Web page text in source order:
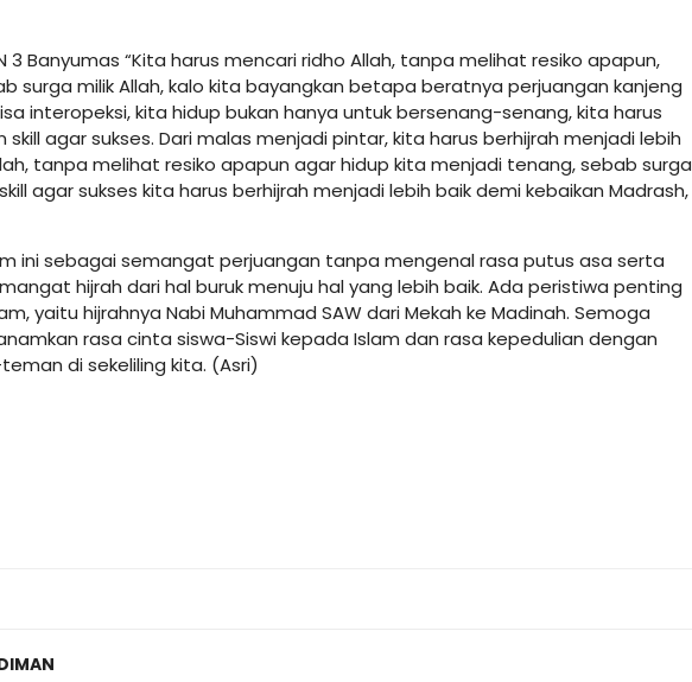
3 Banyumas “Kita harus mencari ridho Allah, tanpa melihat resiko apapun,
surga milik Allah, kalo kita bayangkan betapa beratnya perjuangan kanjeng
interopeksi, kita hidup bukan hanya untuk bersenang-senang, kita harus
agar sukses. Dari malas menjadi pintar, kita harus berhijrah menjadi lebih
tanpa melihat resiko apapun agar hidup kita menjadi tenang, sebab surga
agar sukses kita harus berhijrah menjadi lebih baik demi kebaikan Madrash,
ini sebagai semangat perjuangan tanpa mengenal rasa putus asa serta
hijrah dari hal buruk menuju hal yang lebih baik. Ada peristiwa penting
yaitu hijrahnya Nabi Muhammad SAW dari Mekah ke Madinah. Semoga
rasa cinta siswa-Siswi kepada Islam dan rasa kepedulian dengan
di sekeliling kita. (Asri)